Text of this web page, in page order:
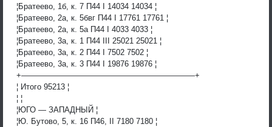
¦Братеево, 1б, к. 7 П44 I 14034 14034 ¦
¦Братеево, 2а, к. 5бвг П44 I 17761 17761 ¦
¦Братеево, 2а, к. 5а П44 I 4033 4033 ¦
¦Братеево, 3а, к. 1 П44 III 25021 25021 ¦
¦Братеево, 3а, к. 2 П44 I 7502 7502 ¦
¦Братеево, 3а, к. 3 П44 I 19876 19876 ¦
+——————————————————————+
¦ Итого 95213 ¦
¦ ¦
¦ЮГО — ЗАПАДНЫЙ ¦
¦Ю. Бутово, 5, к. 16 П46, II 7180 7180 ¦